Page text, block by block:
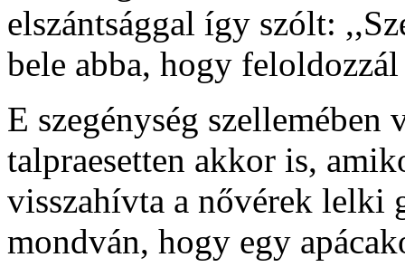
elszántsággal így szólt:
bele abba, hogy
E szegénység
talpraesetten akkor is,
visszahívta a nővérek lelki
mondván, hogy egy